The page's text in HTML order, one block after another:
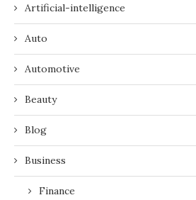
Artificial-intelligence
Auto
Automotive
Beauty
Blog
Business
Finance